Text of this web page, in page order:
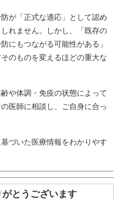
が「正式な適応」として認め
れません。しかし、「既存の
にもつながる可能性がある」
のものを変えるほどの重大な
や体調・免疫の状態によって
医師に相談し、ご自身に合っ
づいた医療情報をわかりやす
とうございます